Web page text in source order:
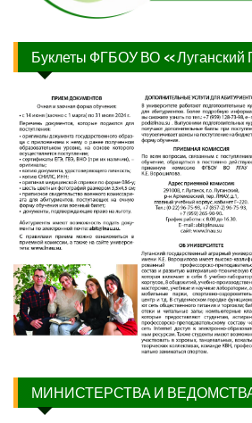
Буклеты ФГБОУ ВО «Луганский
МИНИСТЕРСТВА И